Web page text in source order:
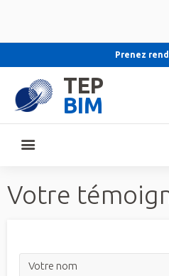
Prenez
TEP
BIM
Votre